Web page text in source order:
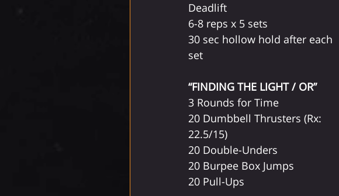
Deadlift
6-8 reps x 5 sets
30 sec hollow hold after each
set
“FINDING THE LIGHT / OR”
3 Rounds for Time
20 Dumbbell Thrusters (Rx:
22.5/15)
20 Double-Unders
20 Burpee Box Jumps
20 Pull-Ups